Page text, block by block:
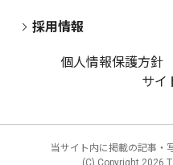
採用情報
個人情報保護方針
サイ
当サイト内に掲載の記事・
(C) Copyright 2026